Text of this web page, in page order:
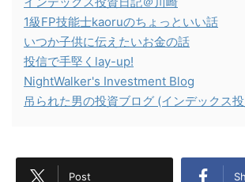
1級FP技能士kaoruのちょっといい話
いつか子供に伝えたいお金の話
投信で手堅くlay-up!
NightWalker's Investment Blog
吊られた男の投資ブログ (インデックス
Post